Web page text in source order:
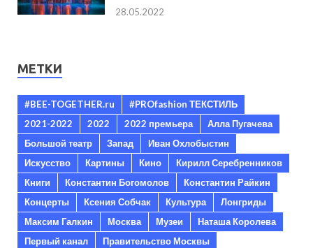
28.05.2022
МЕТКИ
#BEE-TOGETHER.ru
#PROfashion ТЕКСТИЛЬ
2021-2022
2022 2022 премьера
Алла Пугачева
Большой театр
Запад
Иван Охлобыстин
Искусство
Картины Кино
Кирилл Серебренников
Книги
Константин Богомолов
Константин Райкин
Концерты
Ксения Собчак Культура
Лонгриды
Максим Галкин
Москва Музеи
Наташа Королева
Первый канал
Правительство Москвы